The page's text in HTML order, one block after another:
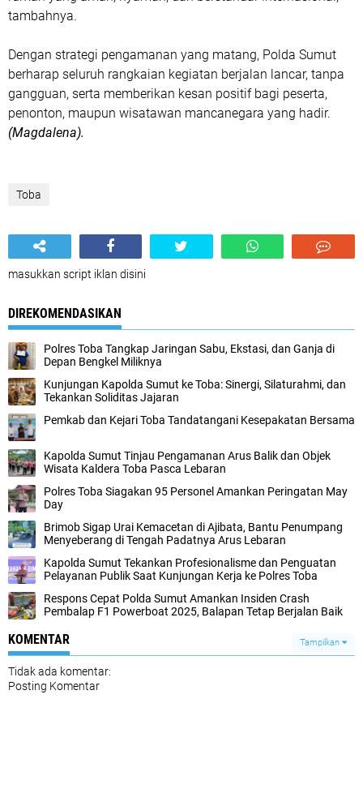
tambahnya.
Dengan strategi pengamanan yang matang, Polda Sumut
berharap seluruh rangkaian kegiatan berjalan lancar, tanpa
gangguan, serta memberikan kesan positif bagi peserta,
penonton, maupun wisatawan mancanegara yang hadir.
(Magdalena).
Toba
masukkan script iklan disini
DIREKOMENDASIKAN
Polres Toba Tangkap Jaringan Sabu, Ekstasi, dan Ganja di
Depan Bengkel Miliknya
Kunjungan Kapolda Sumut ke Toba: Sinergi, Silaturahmi, dan
Tekankan Soliditas Jajaran
Pemkab dan Kejari Toba Tandatangani Kesepakatan Bersama
Kapolda Sumut Tinjau Pengamanan Arus Balik dan Objek
Wisata Kaldera Toba Pasca Lebaran
Polres Toba Siagakan 95 Personel Amankan Peringatan May
Day
Brimob Sigap Urai Kemacetan di Ajibata, Bantu Penumpang
Menyeberang di Tengah Padatnya Arus Lebaran
Kapolda Sumut Tekankan Profesionalisme dan Penguatan
Pelayanan Publik Saat Kunjungan Kerja ke Polres Toba
Respons Cepat Polda Sumut Amankan Insiden Crash
Pembalap F1 Powerboat 2025, Balapan Tetap Berjalan Baik
KOMENTAR Tampilkan
Tidak ada komentar:
Posting Komentar